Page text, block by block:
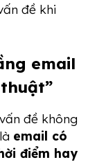
đề khi
email
đề không
email có
điểm hay